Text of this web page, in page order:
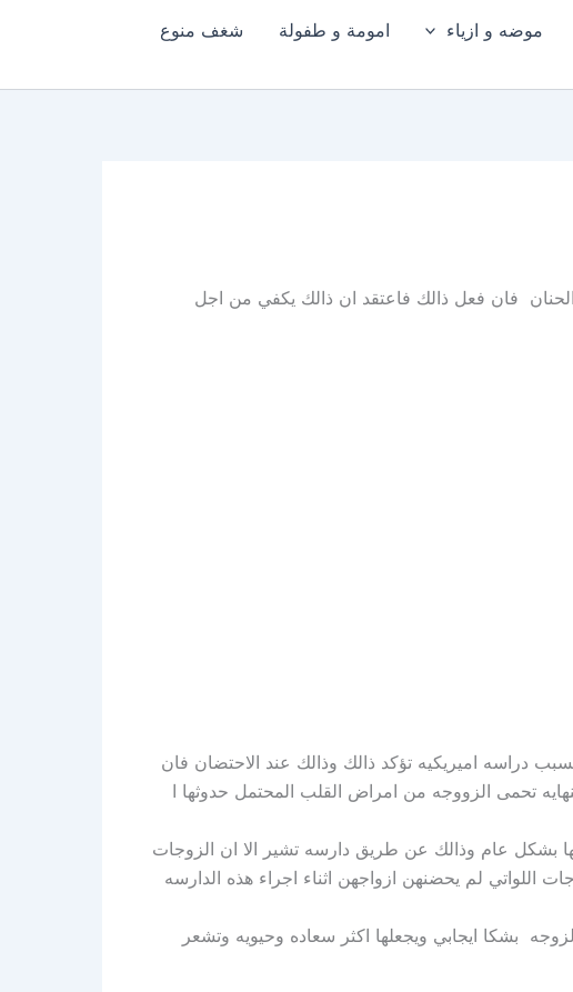
موضه و ازياء امومة و طفولة
شغف منوع
فان فعل ذالك فاعتقد ان ذالك يكفي من اجل
دراسه اميريكيه تؤكد ذالك وذالك عند الاحتضان فان
تحمى الزووجه من امراض القلب المحتمل حدوثها ا
بشكل عام وذالك عن طريق دارسه تشير الا ان الزوجات
اللواتي لم يحضنهن ازواجهن اثناء اجراء هذه الدارسه
بشكا ايجابي ويجعلها اكثر سعاده وحيويه وتشعر